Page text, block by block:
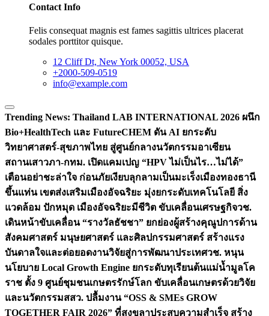
Contact Info
Felis consequat magnis est fames sagittis ultrices placerat
sodales porttitor quisque.
12 Cliff Dt, New York 00052, USA
+2000-509-0519
info@example.com
Trending News: Thailand LAB INTERNATIONAL 2026 ผนึก
Bio+HealthTech และ FutureCHEM ดัน AI ยกระดับ
วิทยาศาสตร์-สุขภาพไทย สู่ศูนย์กลางนวัตกรรมอาเซียน
สถานเสาวภา-กทม. เปิดแคมเปญ “HPV ไม่เป็นไร…ไม่ได้”
เตือนอย่าชะล่าใจ ก่อนภัยเงียบลุกลามเป็นมะเร็งเมืองทองธานี
ขึ้นแท่น เขตส่งเสริมเมืองอัจฉริยะ มุ่งยกระดับเทคโนโลยี สิ่ง
แวดล้อม ปักหมุด เมืองอัจฉริยะมีชีวิต ขับเคลื่อนเศรษฐกิจวช.
เดินหน้าขับเคลื่อน “รางวัลธัชชา” ยกย่องผู้สร้างคุณูปการด้าน
สังคมศาสตร์ มนุษยศาสตร์ และศิลปกรรมศาสตร์ สร้างแรง
บันดาลใจและต่อยอดงานวิจัยสู่การพัฒนาประเทศวช. หนุน
นโยบาย Local Growth Engine ยกระดับทุเรียนต้นแม่น้ำมูลโค
ราช ตั้ง 9 ศูนย์ชุมชนเกษตรรักษ์โลก ขับเคลื่อนเกษตรด้วยวิจัย
และนวัตกรรมสสว. ปลื้มงาน “OSS & SMEs GROW
TOGETHER FAIR 2026” ที่สงขลาประสบความสำเร็จ สร้าง